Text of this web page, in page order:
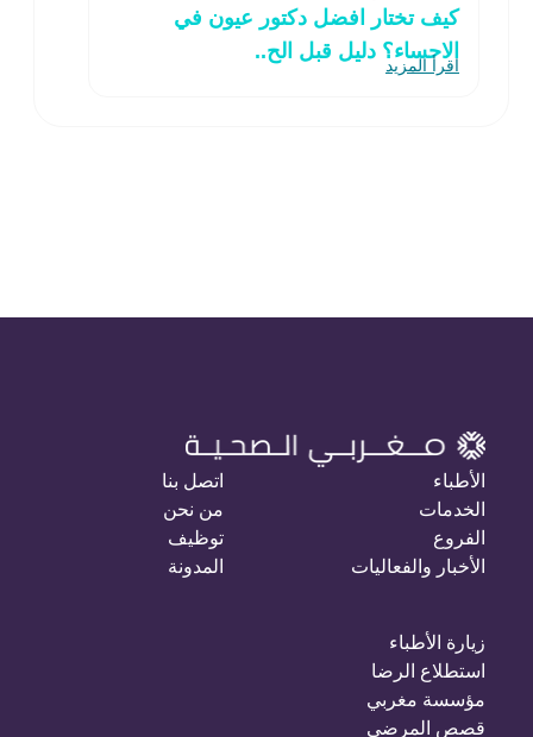
كيف تختار افضل دكتور عيون في
الاحساء؟ دليل قبل الح..
اقرأ المزيد
الأطباء
الخدمات
الفروع
الأخبار والفعاليات
اتصل بنا
من نحن
توظيف
المدونة
زيارة الأطباء
استطلاع الرضا
مؤسسة مغربي
قصص المرضى